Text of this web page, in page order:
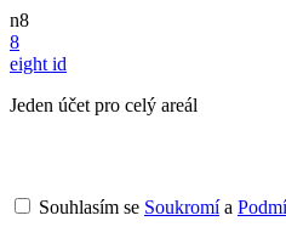
n8
8
eight id
Jeden účet pro celý areál
Souhlasím se Soukromía